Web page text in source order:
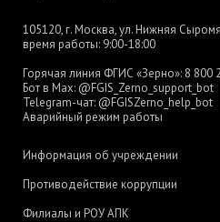
105120, г. Москва, ул. Нижняя
время работы: 9:00-18:00
Горячая линия ФГИС «Зерно»: 8 800
Бот в Max: @FGIS_Zerno_support_bot
Telegram-чат: @FGISZerno_help_bot
Аварийный режим работы
Информация об учреждении
Противодействие коррупции
Филиалы и РОУ АПК